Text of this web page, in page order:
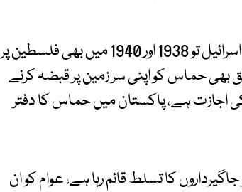
ان کا کہنا تھا کہ حماس تو 1978میں وجود میں آئی، اسرائیل تو 1938 اور 1940 میں بھی فلسطین پر
بھی حماس کو اپنی سر زمین پر قبضہ کرنے
کی اجازت ہے، پاکستان میں حماس کا دفتر
کا تسلط قائم رہا ہے، عوام کو ان